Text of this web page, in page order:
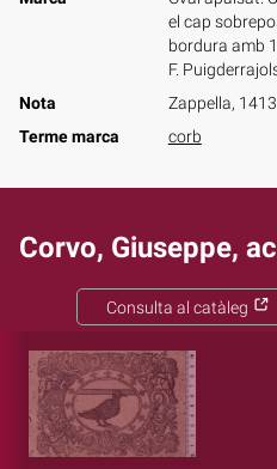
el cap
bordura amb
F.
Nota
Zappella, 1413
Terme marca
corb
Corvo, Giuseppe,
Consulta al catàleg